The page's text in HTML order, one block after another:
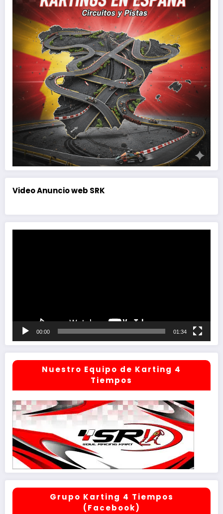
Video Anuncio web SRK
00:00 01:34
Nuestro Equipo de Karting 4
Tiempos
Grupo Karting 4 Tiempos
(Facebook)